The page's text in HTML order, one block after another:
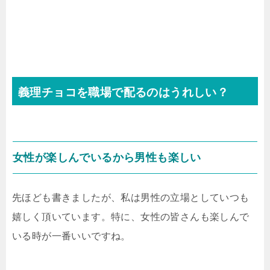
義理チョコを職場で配るのはうれしい？
女性が楽しんでいるから男性も楽しい
先ほども書きましたが、私は男性の立場としていつも
嬉しく頂いています。特に、女性の皆さんも楽しんで
いる時が一番いいですね。